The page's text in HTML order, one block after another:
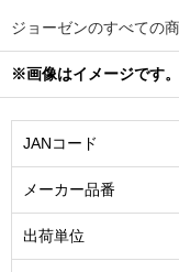
ジョーゼンのすべての
※画像はイメージです。
JANコード
メーカー品番
出荷単位